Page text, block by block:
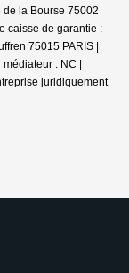
la Bourse 75002
caisse de garantie :
75015 PARIS |
: NC |
juridiquement